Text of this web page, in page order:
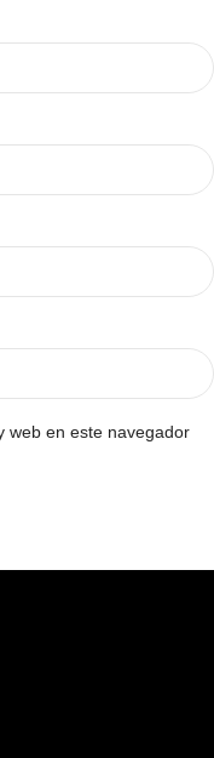
web en este navegador